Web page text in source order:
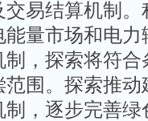
交易结算机制
能量市场和电
制，探索将符
范围。探索推
制，逐步完善